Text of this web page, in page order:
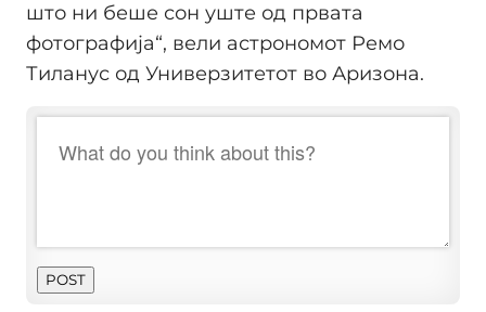
што ни беше сон уште од првата
фотографија“, вели астрономот Ремо
Тиланус од Универзитетот во Аризона.
POST